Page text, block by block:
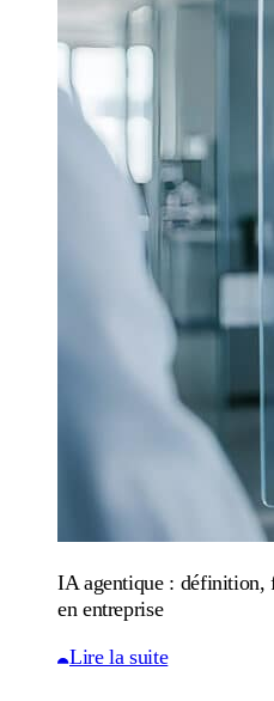
IA agentique : définition,
en entreprise
Lire la suite